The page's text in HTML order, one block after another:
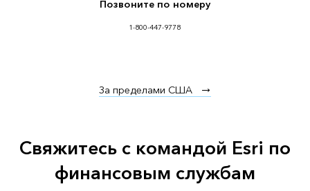
Позвоните по номеру
1-800-447-9778
За пределами США
Свяжитесь с командой Esri по
финансовым службам